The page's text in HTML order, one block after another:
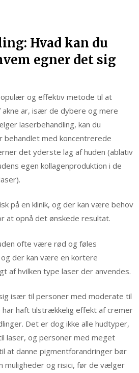
Hvad kan du
egner det sig
og effektiv metode til at
akne ar, især de dybere og mere
laserbehandling, kan du
behandlet med koncentrerede
det yderste lag af huden (ablativ
egen kollagenproduktion i de
på en klinik, og der kan være behov
at opnå det ønskede resultat.
ofte være rød og føles
der kan være en kortere
af hvilken type laser der anvendes.
især til personer med moderate til
har haft tilstrækkelig effekt af cremer
Det er dog ikke alle hudtyper,
laser, og personer med meget
at danne pigmentforandringer bør
muligheder og risici, før de vælger